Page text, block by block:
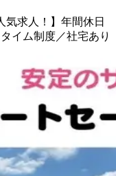
気求人！】年間休日
イム制度／社宅あり